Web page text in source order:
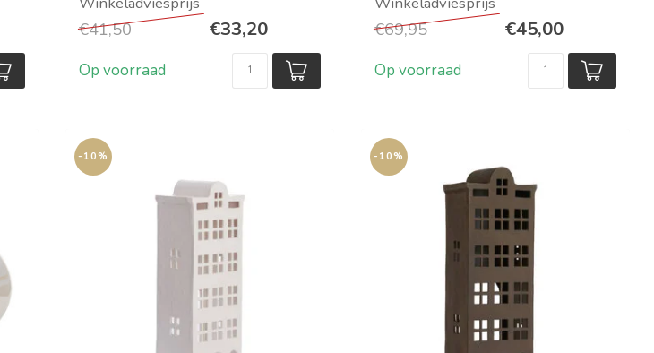
Set van twee bird...
€41,50 €33,20
Op voorraad
Maat: HxBxD 29...
€69,95 €45,00
Op voorraad
-10% -10%